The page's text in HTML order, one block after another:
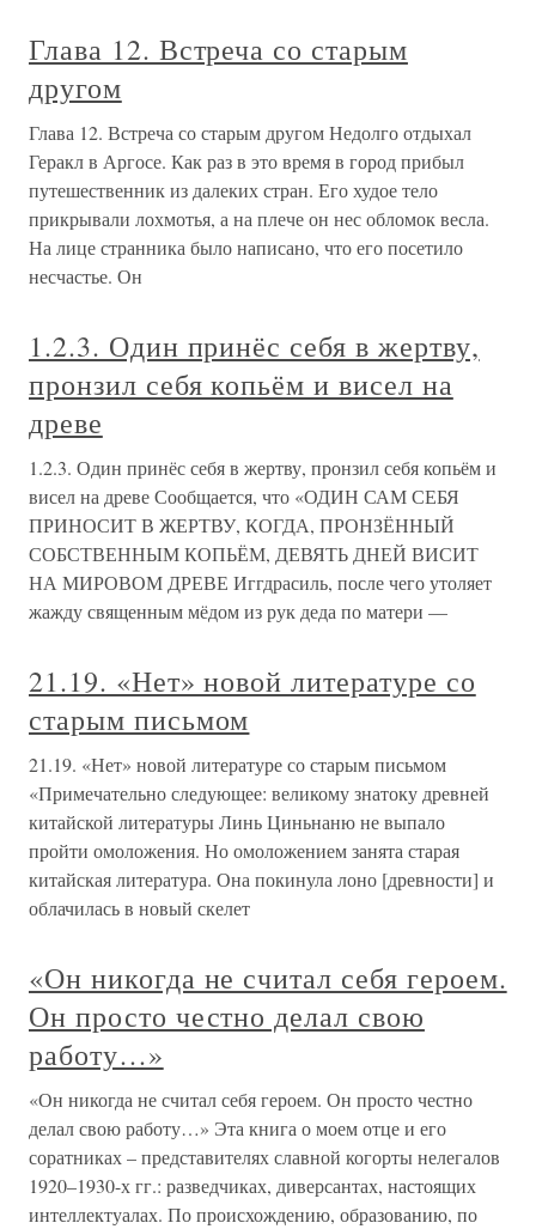
Глава 12. Встреча со старым
другом
Глава 12. Встреча со старым другом Недолго отдыхал
Геракл в Аргосе. Как раз в это время в город прибыл
путешественник из далеких стран. Его худое тело
прикрывали лохмотья, а на плече он нес обломок весла.
На лице странника было написано, что его посетило
несчастье. Он
1.2.3. Один принёс себя в жертву,
пронзил себя копьём и висел на
древе
1.2.3. Один принёс себя в жертву, пронзил себя копьём и
висел на древе Сообщается, что «ОДИН САМ СЕБЯ
ПРИНОСИТ В ЖЕРТВУ, КОГДА, ПРОНЗЁННЫЙ
СОБСТВЕННЫМ КОПЬЁМ, ДЕВЯТЬ ДНЕЙ ВИСИТ
НА МИРОВОМ ДРЕВЕ Иггдрасиль, после чего утоляет
жажду священным мёдом из рук деда по матери —
21.19. «Нет» новой литературе со
старым письмом
21.19. «Нет» новой литературе со старым письмом
«Примечательно следующее: великому знатоку древней
китайской литературы Линь Циньнаню не выпало
пройти омоложения. Но омоложением занята старая
китайская литература. Она покинула лоно [древности] и
облачилась в новый скелет
«Он никогда не считал себя героем.
Он просто честно делал свою
работу…»
«Он никогда не считал себя героем. Он просто честно
делал свою работу…» Эта книга о моем отце и его
соратниках – представителях славной когорты нелегалов
1920–1930-х гг.: разведчиках, диверсантах, настоящих
интеллектуалах. По происхождению, образованию, по